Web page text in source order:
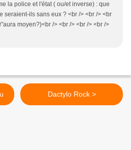
la police et l'état ( ou/et inverse) : que
seraient-ils sans eux ? <br /> <br /> <br
moyen?)<br /> <br /> <br /> <br />
Dactylo Rock >